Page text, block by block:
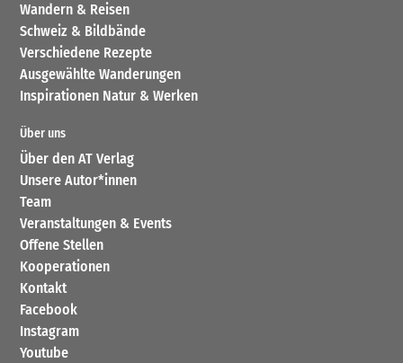
Wandern & Reisen
Schweiz & Bildbände
Verschiedene Rezepte
Ausgewählte Wanderungen
Inspirationen Natur & Werken
Über uns
Über den AT Verlag
Unsere Autor*innen
Team
Veranstaltungen & Events
Offene Stellen
Kooperationen
Kontakt
Facebook
Instagram
Youtube